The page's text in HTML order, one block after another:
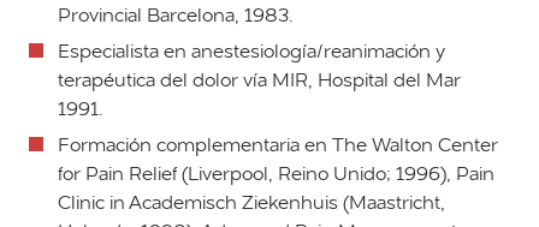
Provincial Barcelona, 1983.
Especialista en anestesiología/reanimación y
terapéutica del dolor vía MIR, Hospital del Mar
1991.
Formación complementaria en The Walton Center
for Pain Relief (Liverpool, Reino Unido; 1996), Pain
Clinic in Academisch Ziekenhuis (Maastricht,